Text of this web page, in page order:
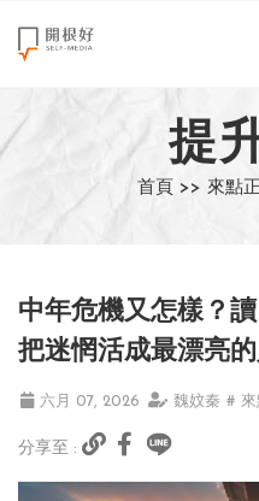
來點正能量
世界在想什麼
創造美好生活
職場商業經濟
影片專區
關於我們
提
首頁 >> 來點
中年危機又怎樣？
把迷惘活成最漂亮
六月 07, 2026 魏妏秦 # 來
分享至 :